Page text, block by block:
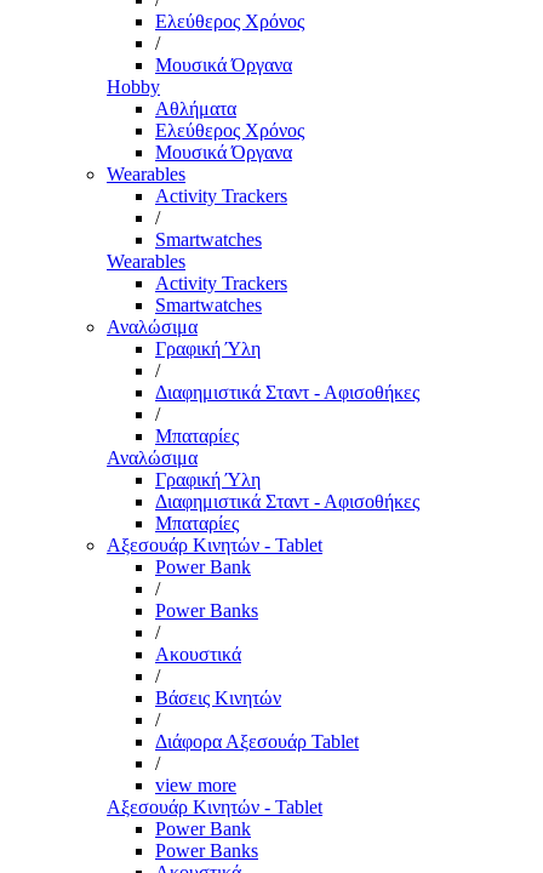
Ελεύθερος Χρόνος
/
Μουσικά Όργανα
Hobby
Αθλήματα
Ελεύθερος Χρόνος
Μουσικά Όργανα
Wearables
Activity Trackers
/
Smartwatches
Wearables
Activity Trackers
Smartwatches
Αναλώσιμα
Γραφική Ύλη
/
Διαφημιστικά Σταντ - Αφισοθήκες
/
Μπαταρίες
Αναλώσιμα
Γραφική Ύλη
Διαφημιστικά Σταντ - Αφισοθήκες
Μπαταρίες
Αξεσουάρ Κινητών - Tablet
Power Bank
/
Power Banks
/
Ακουστικά
/
Βάσεις Κινητών
/
Διάφορα Αξεσουάρ Tablet
/
view more
Αξεσουάρ Κινητών - Tablet
Power Bank
Power Banks